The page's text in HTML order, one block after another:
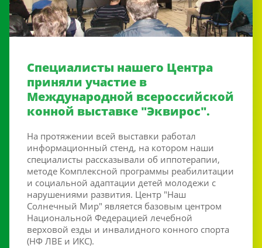
Специалисты нашего Центра
приняли участие в
Международной всероссийской
конной выставке "Эквирос".
На протяжении всей выставки работал
информационный стенд, на котором наши
специалисты рассказывали об иппотерапии,
методе Комплексной программы реабилитации
и социальной адаптации детей молодежи с
нарушениями развития. Центр "Наш
Солнечный Мир" является базовым центром
Национальной Федерацией лечебной
верховой езды и инвалидного конного спорта
(НФ ЛВЕ и ИКС).